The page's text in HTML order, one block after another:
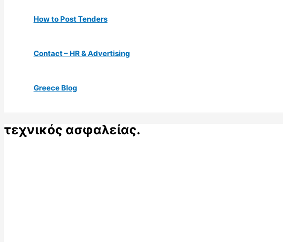
How to Post Tenders
Contact – HR & Advertising
Greece Blog
τεχνικός ασφαλείας.